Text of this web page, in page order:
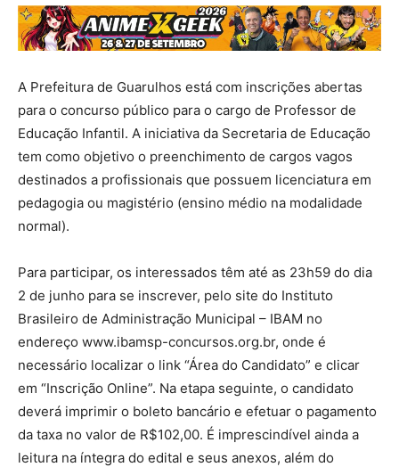
A Prefeitura de Guarulhos está com inscrições abertas
para o concurso público para o cargo de Professor de
Educação Infantil. A iniciativa da Secretaria de Educação
tem como objetivo o preenchimento de cargos vagos
destinados a profissionais que possuem licenciatura em
pedagogia ou magistério (ensino médio na modalidade
normal).
Para participar, os interessados têm até as 23h59 do dia
2 de junho para se inscrever, pelo site do Instituto
Brasileiro de Administração Municipal – IBAM no
endereço www.ibamsp-concursos.org.br, onde é
necessário localizar o link “Área do Candidato” e clicar
em “Inscrição Online”. Na etapa seguinte, o candidato
deverá imprimir o boleto bancário e efetuar o pagamento
da taxa no valor de R$102,00. É imprescindível ainda a
leitura na íntegra do edital e seus anexos, além do